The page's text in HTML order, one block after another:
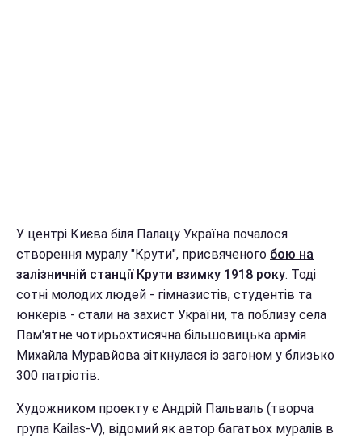
У центрі Києва біля Палацу Україна почалося
створення муралу "Крути", присвяченого бою на
залізничній станції Крути взимку 1918 року. Тоді
сотні молодих людей - гімназистів, студентів та
юнкерів - стали на захист України, та поблизу села
Пам'ятне чотирьохтисячна більшовицька армія
Михайла Муравйова зіткнулася із загоном у близько
300 патріотів.
Художником проекту є Андрій Пальваль (творча
група Kailas-V), відомий як автор багатьох муралів в